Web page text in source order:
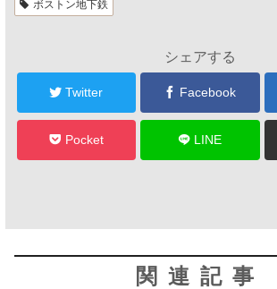
ボストン地下鉄
シェアする
Twitter Facebook
Pocket LINE
関連記事